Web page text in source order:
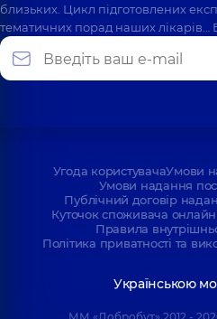
близьких. Цикл підготовлених
тематичних порад наших лікарів…
Угода користувачаУмови
Умови надання
Публічний договір
Куточок споживача онлайн
Правила
Політика приватності та
Українською